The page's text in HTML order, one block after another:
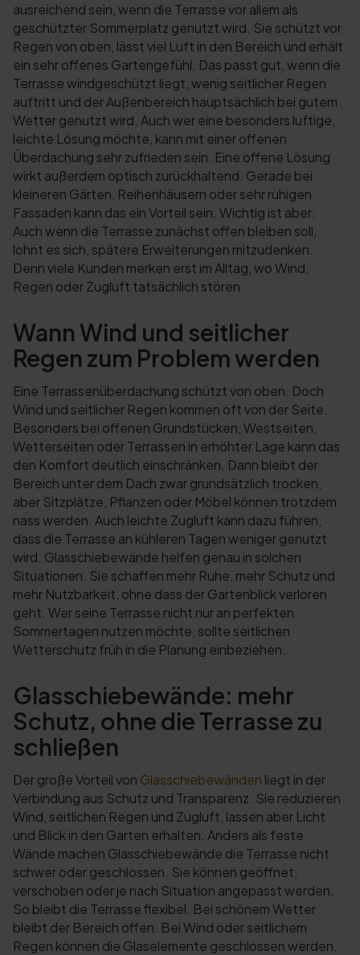
ausreichend sein, wenn die Terrasse vor allem als
geschützter Sommerplatz genutzt wird. Sie schützt vor
Regen von oben, lässt viel Luft in den Bereich und erhält
ein sehr offenes Gartengefühl. Das passt gut, wenn die
Terrasse windgeschützt liegt, wenig seitlicher Regen
auftritt und der Außenbereich hauptsächlich bei gutem
Wetter genutzt wird. Auch wer eine besonders luftige,
leichte Lösung möchte, kann mit einer offenen
Überdachung sehr zufrieden sein. Eine offene Lösung
wirkt außerdem optisch zurückhaltend. Gerade bei
kleineren Gärten, Reihenhäusern oder sehr ruhigen
Fassaden kann das ein Vorteil sein. Wichtig ist aber:
Auch wenn die Terrasse zunächst offen bleiben soll,
lohnt es sich, spätere Erweiterungen mitzudenken.
Denn viele Kunden merken erst im Alltag, wo Wind,
Regen oder Zugluft tatsächlich stören.
Wann Wind und seitlicher
Regen zum Problem werden
Eine Terrassenüberdachung schützt von oben. Doch
Wind und seitlicher Regen kommen oft von der Seite.
Besonders bei offenen Grundstücken, Westseiten,
Wetterseiten oder Terrassen in erhöhter Lage kann das
den Komfort deutlich einschränken. Dann bleibt der
Bereich unter dem Dach zwar grundsätzlich trocken,
aber Sitzplätze, Pflanzen oder Möbel können trotzdem
nass werden. Auch leichte Zugluft kann dazu führen,
dass die Terrasse an kühleren Tagen weniger genutzt
wird. Glasschiebewände helfen genau in solchen
Situationen. Sie schaffen mehr Ruhe, mehr Schutz und
mehr Nutzbarkeit, ohne dass der Gartenblick verloren
geht. Wer seine Terrasse nicht nur an perfekten
Sommertagen nutzen möchte, sollte seitlichen
Wetterschutz früh in die Planung einbeziehen.
Glasschiebewände: mehr
Schutz, ohne die Terrasse zu
schließen
Der große Vorteil von Glasschiebewänden liegt in der
Verbindung aus Schutz und Transparenz. Sie reduzieren
Wind, seitlichen Regen und Zugluft, lassen aber Licht
und Blick in den Garten erhalten. Anders als feste
Wände machen Glasschiebewände die Terrasse nicht
schwer oder geschlossen. Sie können geöffnet,
verschoben oder je nach Situation angepasst werden.
So bleibt die Terrasse flexibel. Bei schönem Wetter
bleibt der Bereich offen. Bei Wind oder seitlichem
Regen können die Glaselemente geschlossen werden.